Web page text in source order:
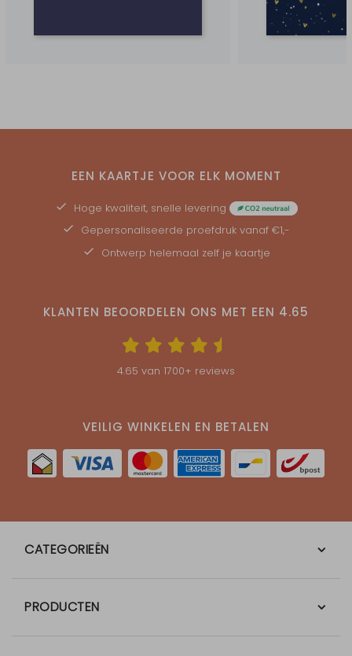
EEN KAARTJE VOOR ELK MOMENT
Hoge kwaliteit, snelle levering
Gepersonaliseerde proefdruk vanaf €1,-
Ontwerp helemaal zelf je kaartje
KLANTEN BEOORDELEN ONS MET EEN 4.65
4.65 van 1700+ reviews
VEILIG WINKELEN EN BETALEN
CATEGORIEËN
PRODUCTEN